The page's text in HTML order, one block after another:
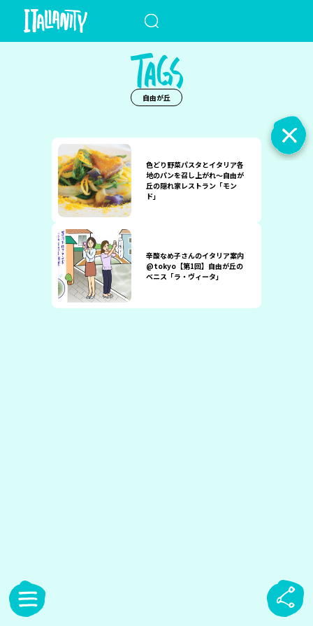
自由が丘
色どり野菜パスタとイタリア各
地のパンを召し上がれ〜自由が
丘の隠れ家レストラン「モン
ド」
辛酸なめ子さんのイタリア案内
@tokyo【第1回】自由が丘の
ベニス「ラ・ヴィータ」